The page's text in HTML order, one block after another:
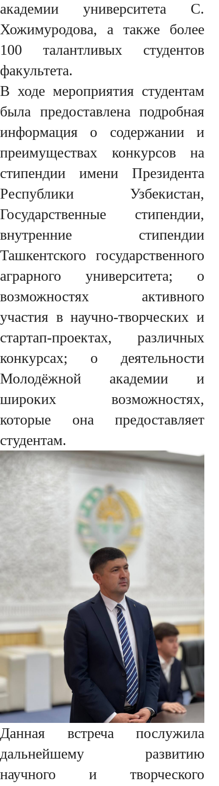
академии университета С.
Хожимуродова, а также более
100 талантливых студентов
факультета.
В ходе мероприятия студентам
была предоставлена подробная
информация о содержании и
преимуществах конкурсов на
стипендии имени Президента
Республики Узбекистан,
Государственные стипендии,
внутренние стипендии
Ташкентского государственного
аграрного университета; о
возможностях активного
участия в научно-творческих и
стартап-проектах, различных
конкурсах; о деятельности
Молодёжной академии и
широких возможностях,
которые она предоставляет
студентам.
Данная встреча послужила
дальнейшему развитию
научного и творческого